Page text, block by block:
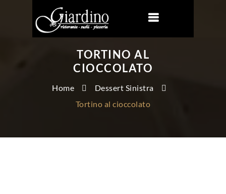
TORTINO AL
CIOCCOLATO
Home
Dessert Sinistra
Tortino al cioccolato